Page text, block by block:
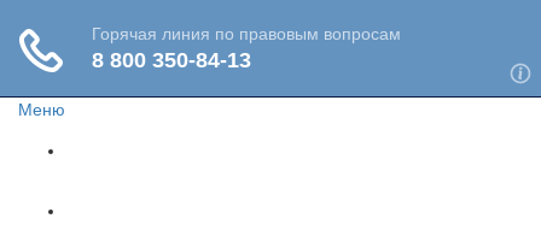
Меню